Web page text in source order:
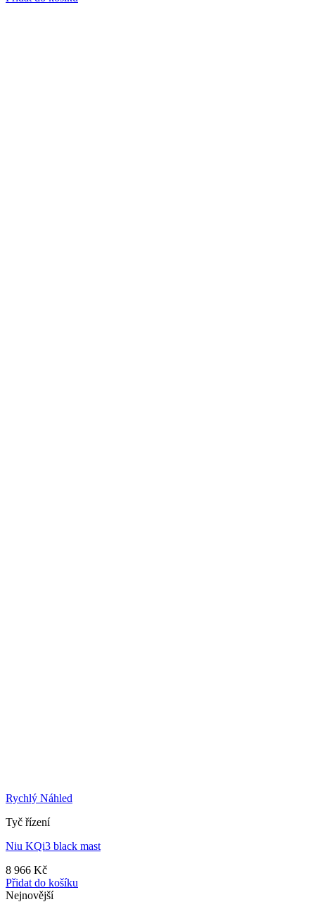
Rychlý Náhled
Tyč řízení
Niu KQi3 black mast
8 966 Kč
Přidat do košíku
Nejnovější